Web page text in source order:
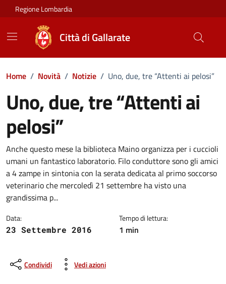
Vai ai contenuti
Vai al footer
Regione Lombardia
Città di Gallarate
Home / Novità / Notizie / Uno, due, tre “Attenti ai pelosi”
Uno, due, tre “Attenti ai
pelosi”
Dettagli della notizia
Anche questo mese la biblioteca Maino organizza per i cuccioli
umani un fantastico laboratorio. Filo conduttore sono gli amici
a 4 zampe in sintonia con la serata dedicata al primo soccorso
veterinario che mercoledì 21 settembre ha visto una
grandissima p...
Data:
23 Settembre 2016
Tempo di lettura:
1 min
Condividi Vedi azioni